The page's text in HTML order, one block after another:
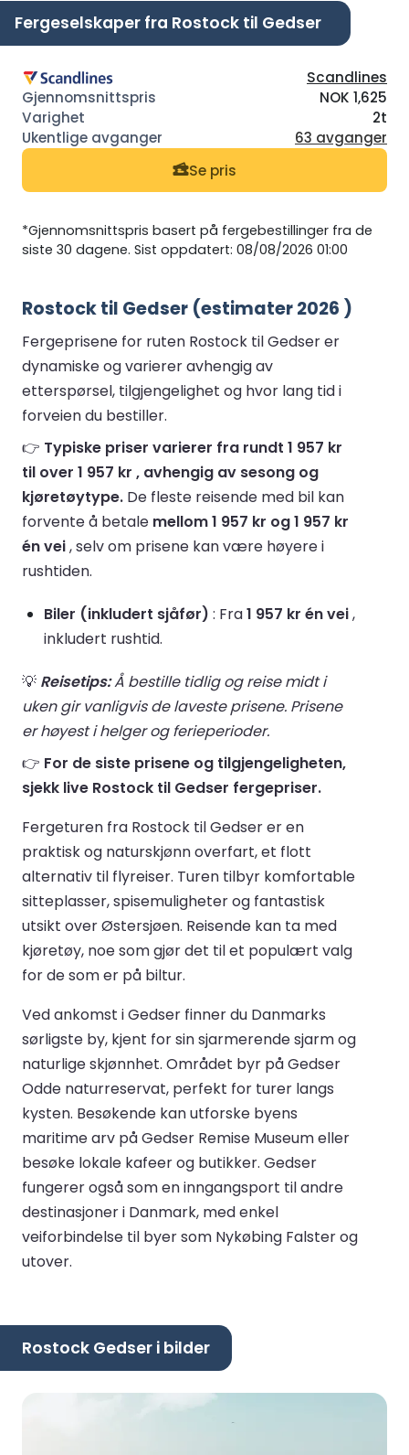
Fergeselskaper fra Rostock til Gedser
Scandlines
NOK 1,625
2t
63 avganger
Se pris
*Gjennomsnittspris basert på fergebestillinger fra de
siste 30 dagene. Sist oppdatert: 08/08/2026 01:00
Rostock til Gedser (estimater 2026 )
Fergeprisene for ruten Rostock til Gedser er
dynamiske og varierer avhengig av
etterspørsel, tilgjengelighet og hvor lang tid i
forveien du bestiller.
👉 Typiske priser varierer fra rundt 1 957 kr
til over 1 957 kr , avhengig av sesong og
kjøretøytype. De fleste reisende med bil kan
forvente å betale mellom 1 957 kr og 1 957 kr
én vei, selv om prisene kan være høyere i
rushtiden.
Biler (inkludert sjåfør) : Fra1 957 kr én vei,
inkludert rushtid.
💡 Reisetips:Å bestille tidlig og reise midt i
uken gir vanligvis de laveste prisene. Prisene
er høyest i helger og ferieperioder.
👉 For de siste prisene og tilgjengeligheten,
sjekk live Rostock til Gedser fergepriser.
Fergeturen fra Rostock til Gedser er en
praktisk og naturskjønn overfart, et flott
alternativ til flyreiser. Turen tilbyr komfortable
sitteplasser, spisemuligheter og fantastisk
utsikt over Østersjøen. Reisende kan ta med
kjøretøy, noe som gjør det til et populært valg
for de som er på biltur.
Ved ankomst i Gedser finner du Danmarks
sørligste by, kjent for sin sjarmerende sjarm og
naturlige skjønnhet. Området byr på Gedser
Odde naturreservat, perfekt for turer langs
kysten. Besøkende kan utforske byens
maritime arv på Gedser Remise Museum eller
besøke lokale kafeer og butikker. Gedser
fungerer også som en inngangsport til andre
destinasjoner i Danmark, med enkel
veiforbindelse til byer som Nykøbing Falster og
utover.
Rostock Gedser i bilder